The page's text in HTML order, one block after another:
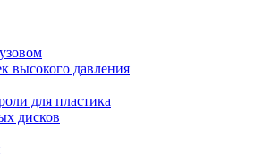
высокого давления
для пластика
дисков